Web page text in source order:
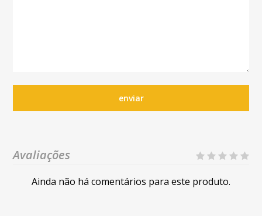
enviar
Avaliações
Ainda não há comentários para este produto.